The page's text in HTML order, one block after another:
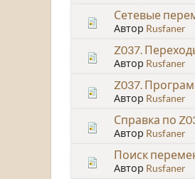
Сетевые
Автор Rusfaner
Z037.
Автор Rusfaner
Z037.
Автор Rusfaner
Справка по
Автор Rusfaner
Поиск
Автор Rusfaner